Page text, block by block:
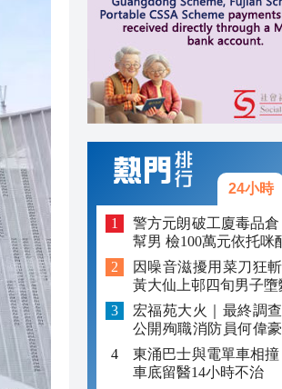
24小時
警方元朗破工廈毒品倉
幫男 檢100萬元依托咪
因噪音滋擾用菜刀狂
黃大仙上邨四旬男子墮
宏福苑大火｜最終調
公開殉職消防員何偉
照片
東涌巴士與電單車相
車底留醫14小時不治